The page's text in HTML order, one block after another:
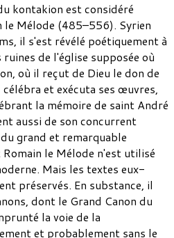
kontakion est considéré
Mélode (485–556). Syrien
il s'est révélé poétiquement à
de l'église supposée où
où il reçut de Dieu le don de
et exécuta ses œuvres,
la mémoire de saint André
aussi de son concurrent
grand et remarquable
le Mélode n'est utilisé
Mais les textes eux-
préservés. En substance, il
dont le Grand Canon du
la voie de la
et probablement sans le